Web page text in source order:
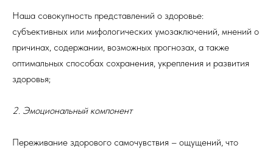
Наша совокупность представлений о здоровье:
субъективных или мифологических умозаключений, мнений о
причинах, содержании, возможных прогнозах, а также
оптимальных способах сохранения, укрепления и развития
здоровья;
2. Эмоциональный компонент
Переживание здорового самочувствия – ощущений, что